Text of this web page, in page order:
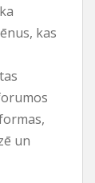
kas
un